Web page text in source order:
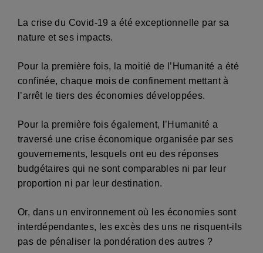
La crise du Covid-19 a été exceptionnelle par sa
nature et ses impacts.
Pour la première fois, la moitié de l’Humanité a été
confinée, chaque mois de confinement mettant à
l’arrêt le tiers des économies développées.
Pour la première fois également, l’Humanité a
traversé une crise économique organisée par ses
gouvernements, lesquels ont eu des réponses
budgétaires qui ne sont comparables ni par leur
proportion ni par leur destination.
Or, dans un environnement où les économies sont
interdépendantes, les excès des uns ne risquent-ils
pas de pénaliser la pondération des autres ?